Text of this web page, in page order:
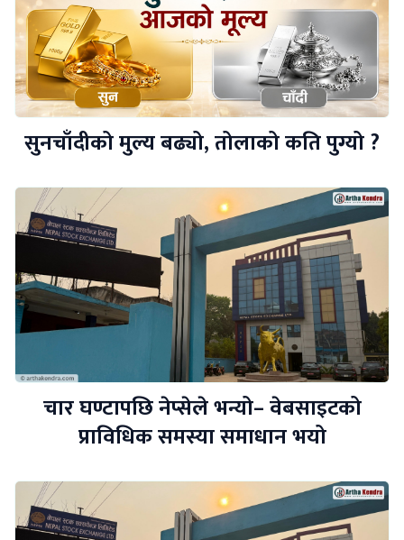
सुनचाँदीको मुल्य बढ्यो, तोलाको कति पुग्यो ?
चार घण्टापछि नेप्सेले भन्यो– वेबसाइटको
प्राविधिक समस्या समाधान भयो